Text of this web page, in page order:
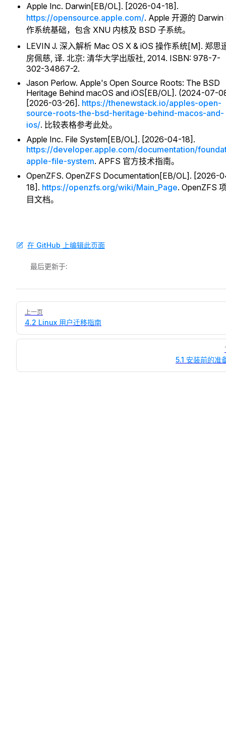
Apple Inc. Darwin[EB/OL]. [2026-04-18].
https://opensource.apple.com/. Apple 开源的 Darwin
作系统基础，包含 XNU 内核及 BSD 子系统。
LEVIN J. 深入解析 Mac OS X & iOS 操作系统[M]. 郑思
房佩慈, 译. 北京: 清华大学出版社, 2014. ISBN: 978-7-
302-34867-2.
Jason Perlow. Apple's Open Source Roots: The BSD
Heritage Behind macOS and iOS[EB/OL]. (2024-07-
[2026-03-26]. https://thenewstack.io/apples-open-
source-roots-the-bsd-heritage-behind-macos-and-
ios/. 比较表格参考此处。
Apple Inc. File System[EB/OL]. [2026-04-18].
https://developer.apple.com/documentation/
apple-file-system. APFS 官方技术指南。
OpenZFS. OpenZFS Documentation[EB/OL]. [2026-
18]. https://openzfs.org/wiki/Main_Page. OpenZFS
目文档。
在 GitHub 上编辑此页面
最后更新于:
Pager
上一页
4.2 Linux 用户迁移指南
5.1 安装前的准